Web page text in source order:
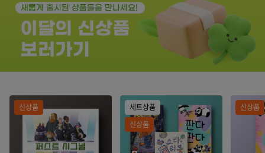
신상품
세트상품
신상품
신상품